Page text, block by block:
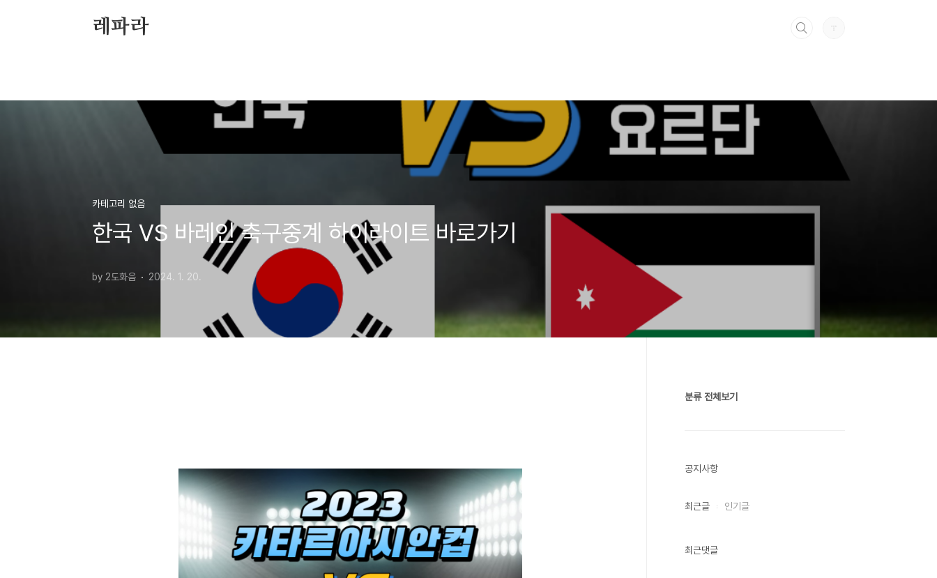
레파라
카테고리 없음
한국 VS 바레인 축구중계 하이라이트 바로가기
by 2도화음 2024. 1. 20.
분류 전체보기
공지사항
최근글 인기글
최근댓글